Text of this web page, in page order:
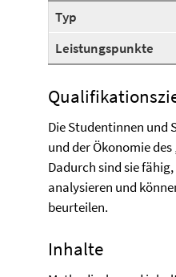
Typ
Leistungspunkte
Die Studentinnen und
und der Ökonomie
Dadurch sind sie
analysieren und
beurteilen.
Inhalte